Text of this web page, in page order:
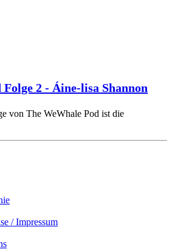
2 - Áine-lisa Shannon
von The WeWhale Pod ist die
/ Impressum